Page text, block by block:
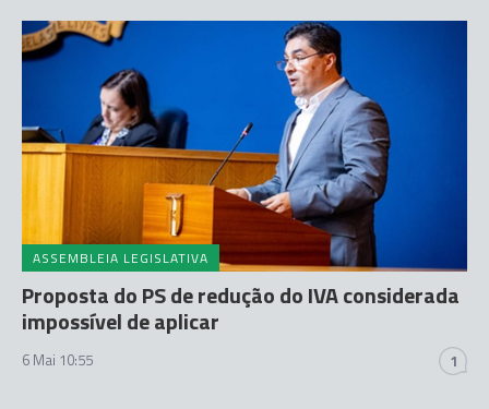
ASSEMBLEIA LEGISLATIVA
Proposta do PS de redução do IVA considerada
impossível de aplicar
6 Mai 10:55 1